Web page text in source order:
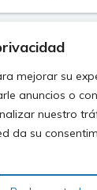
mejorar su
anuncios o
nuestro
da su
de
/Cookies/
virtual que
considera verificar